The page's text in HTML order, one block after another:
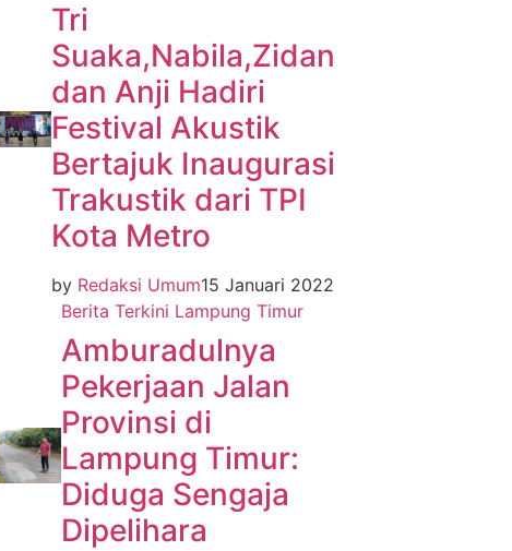
Tri
Suaka,Nabila,Zidan
dan Anji Hadiri
Festival Akustik
Bertajuk Inaugurasi
Trakustik dari TPI
Kota Metro
by Redaksi Umum15 Januari 2022
Berita Terkini Lampung Timur
Amburadulnya
Pekerjaan Jalan
Provinsi di
Lampung Timur:
Diduga Sengaja
Dipelihara